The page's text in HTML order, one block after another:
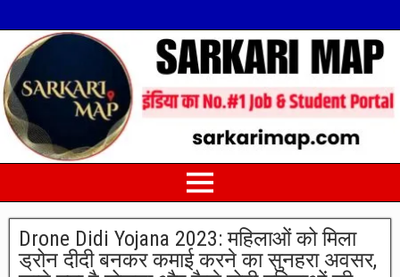
Drone Didi Yojana 2023: महिलाओं को मिला
ड्रोन दीदी बनकर कमाई करने का सुनहरा अवसर,